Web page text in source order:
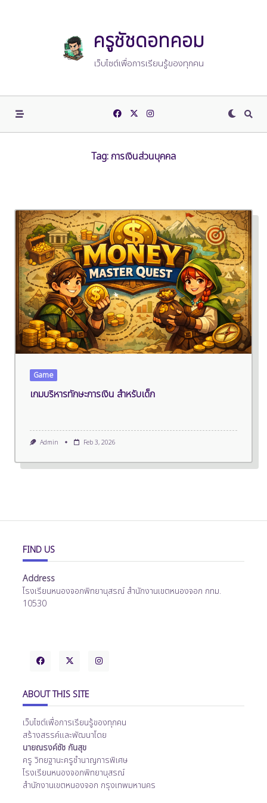
ครูชัชดอทคอม
เว็บไซต์เพื่อการเรียนรู้ของทุกคน
Tag: การเงินส่วนบุคคล
Game
เกมบริหารทักษะการเงิน สำหรับเด็ก
Admin Feb 3, 2026
FIND US
Address
โรงเรียนหนองจอกพิทยานุสรณ์ สำนักงานเขตหนองจอก กทม.
10530
ABOUT THIS SITE
เว็บไซต์เพื่อการเรียนรู้ของทุกคน
สร้างสรรค์และพัฒนาโดย
นายณรงค์ชัช กันสุข
ครู วิทยฐานะครูชำนาญการพิเศษ
โรงเรียนหนองจอกพิทยานุสรณ์
สำนักงานเขตหนองจอก กรุงเทพมหานคร